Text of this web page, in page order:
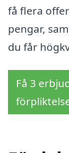
få flera
pengar,
du får
Få 3